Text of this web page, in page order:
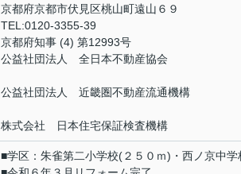
京都府京都市伏見区桃山町遠山６９
TEL:0120-3355-39
京都府知事 (4) 第12993号
公益社団法人 全日本不動産協会
公益社団法人 近畿圏不動産流通機構
株式会社 日本住宅保証検査機構
■学区：朱雀第二小学校(２５０ｍ)・西ノ京中学